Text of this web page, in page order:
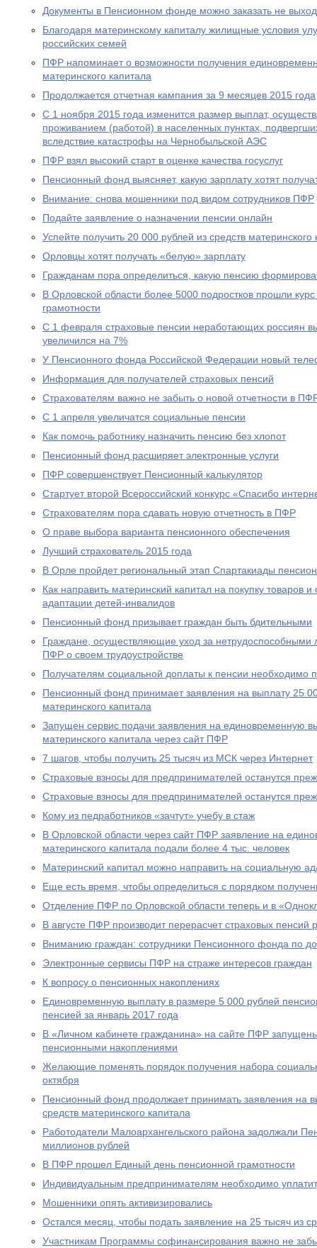
Документы в Пенсионном фонде можно заказать не
Благодаря материнскому капиталу жилищные условия
российских семей
ПФР напоминает о возможности получения
материнского капитала
Продолжается отчетная кампания за 9 месяцев 2015 года
С 1 ноября 2015 года изменится размер выплат,
проживанием (работой) в населенных пунктах,
вследствие катастрофы на Чернобыльской АЭС
ПФР взял высокий старт в оценке качества госуслуг
Пенсионный фонд выясняет, какую зарплату хотят
Внимание: снова мошенники под видом сотрудников ПФР
Подайте заявление о назначении пенсии онлайн
Успейте получить 20 000 рублей из средств материнского
Орловцы хотят получать «белую» зарплату
Гражданам пора определиться, какую пенсию
В Орловской области более 5000 подростков прошли
грамотности
С 1 февраля страховые пенсии неработающих россиян
увеличился на 7%
У Пенсионного фонда Российской Федерации новый
Информация для получателей страховых пенсий
Страхователям важно не забыть о новой отчетности в
С 1 апреля увеличатся социальные пенсии
Как помочь работнику назначить пенсию без хлопот
Пенсионный фонд расширяет электронные услуги
ПФР совершенствует Пенсионный калькулятор
Стартует второй Всероссийский конкурс «Спасибо
Страхователям пора сдавать новую отчетность в ПФР
О праве выбора варианта пенсионного обеспечения
Лучший страхователь 2015 года
В Орле пройдет региональный этап Спартакиады
Как направить материнский капитал на покупку товаров
адаптации детей-инвалидов
Пенсионный фонд призывает граждан быть бдительными
Граждане, осуществляющие уход за
ПФР о своем трудоустройстве
Получателям социальной доплаты к пенсии необходимо
Пенсионный фонд принимает заявления на выплату 25
материнского капитала
Запущен сервис подачи заявления на единовременную
материнского капитала через сайт ПФР
7 шагов, чтобы получить 25 тысяч из МСК через Интернет
Страховые взносы для предпринимателей останутся
Страховые взносы для предпринимателей останутся
Кому из педработников «зачтут» учебу в стаж
В Орловской области через сайт ПФР заявление на
материнского капитала подали более 4 тыс. человек
Материнский капитал можно направить на социальную
Еще есть время, чтобы определиться с порядком
Отделение ПФР по Орловской области теперь и в
В августе ПФР производит перерасчет страховых
Вниманию граждан: сотрудники Пенсионного фонда по
Электронные сервисы ПФР на страже интересов граждан
К вопросу о пенсионных накоплениях
Единовременную выплату в размере 5 000 рублей
пенсией за январь 2017 года
В «Личном кабинете гражданина» на сайте ПФР
пенсионными накоплениями
Желающие поменять порядок получения набора
октября
Пенсионный фонд продолжает принимать заявления на
средств материнского капитала
Работодатели Малоархангельского района задолжали
миллионов рублей
В ПФР прошел Единый день пенсионной грамотности
Индивидуальным предпринимателям необходимо
Мошенники опять активизировались
Остался месяц, чтобы подать заявление на 25 тысяч из
Участникам Программы софинансирования важно не